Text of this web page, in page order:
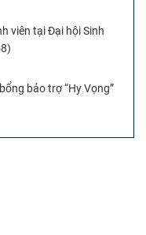
viên tại Đại hội Sinh
bảo trợ “Hy Vọng”